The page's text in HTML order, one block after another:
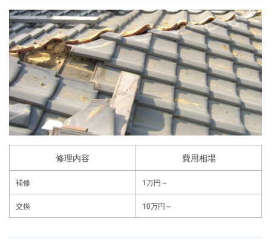
修理内容 費用相場
補修 1万円～
交換 10万円～